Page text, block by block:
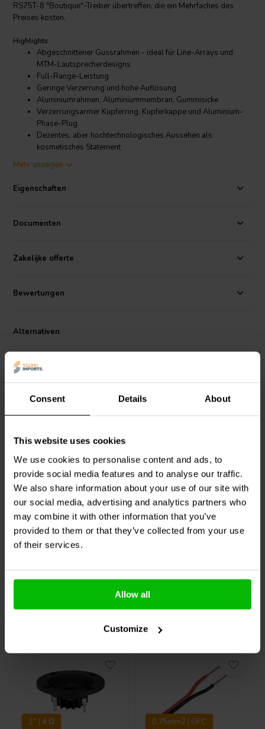
Consent Details About
This website uses cookies
We use cookies to personalise content and ads, to
provide social media features and to analyse our traffic.
We also share information about your use of our site with
our social media, advertising and analytics partners who
may combine it with other information that you’ve
provided to them or that they’ve collected from your use
of their services.
Allow all
Customize
RS75T-8 "Boutique"-Treiber übertreffen, die ein Mehrfaches des
Preises kosten.
Highlights
Abgeschnittener Gussrahmen - ideal für Line-Arrays und
MTM-Lautsprecherdesigns
Full-Range-Leistung
Geringe Verzerrung und hohe Auflösung
Aluminiumrahmen, Aluminiummembran, Gummisicke
Verzerrungsarmer Kupferring, Kupferkappe und Aluminium-
Phase-Plug
Dezentes, aber hochtechnologisches Aussehen als
kosmetisches Statement
Entwickelt und hergestellt in den USA
Dayton Audio RS75T-8 3" Referenz-Vollbereichstreiber Truncated
Die Dayton Audio Reference Serie setzt neue Maßstäbe im Bereich
ein verzerrungsarmes Motorsystem mit einem Kupferring, einer
Kupferkappe und einem Aluminium-Phasenstecker und übertrifft
Durch die verkürzte Bauform ist der Treiber ideal für Line-Arrays und
ultrakompakte MTM-Designs, die einen minimalen Abstand zwischen
Klarheit, Detailtreue und Dynamik. Er verfügt über eine schwarz
verlustarme Gummisicke und goldene Anschlüsse.
Mehr anzeigen
Eigenschaften
Documenten
Zakelijke offerte
Bewertungen
Alternativen
3" | 8 Ω
Dayton Audio
Reference
RS75-8
Breitbandlautsprecher
3
klantbeoordelingen
Vergleichen
3 Auf Lager
Dayton Audio
RS75-4
Breitbandlautsprecher
9
klantbeoordelingen
Vergleichen
1" | 4 Ω
0.75mm2 | OFC